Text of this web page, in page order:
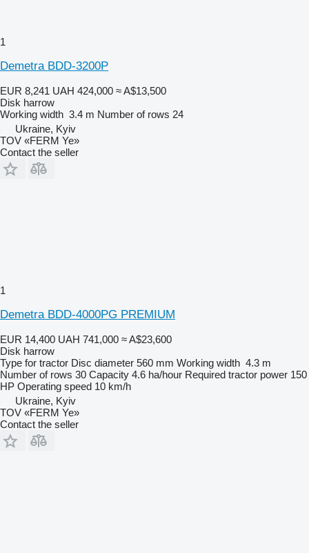
1
Demetra BDD-3200P
EUR 8,241 UAH 424,000 ≈ A$13,500
Disk harrow
Working width 3.4 m Number of rows 24
Ukraine, Kyiv
TOV «FERM Ye»
Contact the seller
1
Demetra BDD-4000PG PREMIUM
EUR 14,400 UAH 741,000 ≈ A$23,600
Disk harrow
Type for tractor Disc diameter 560 mm Working width 4.3 m
Number of rows 30 Capacity 4.6 ha/hour Required tractor power 150
HP Operating speed 10 km/h
Ukraine, Kyiv
TOV «FERM Ye»
Contact the seller